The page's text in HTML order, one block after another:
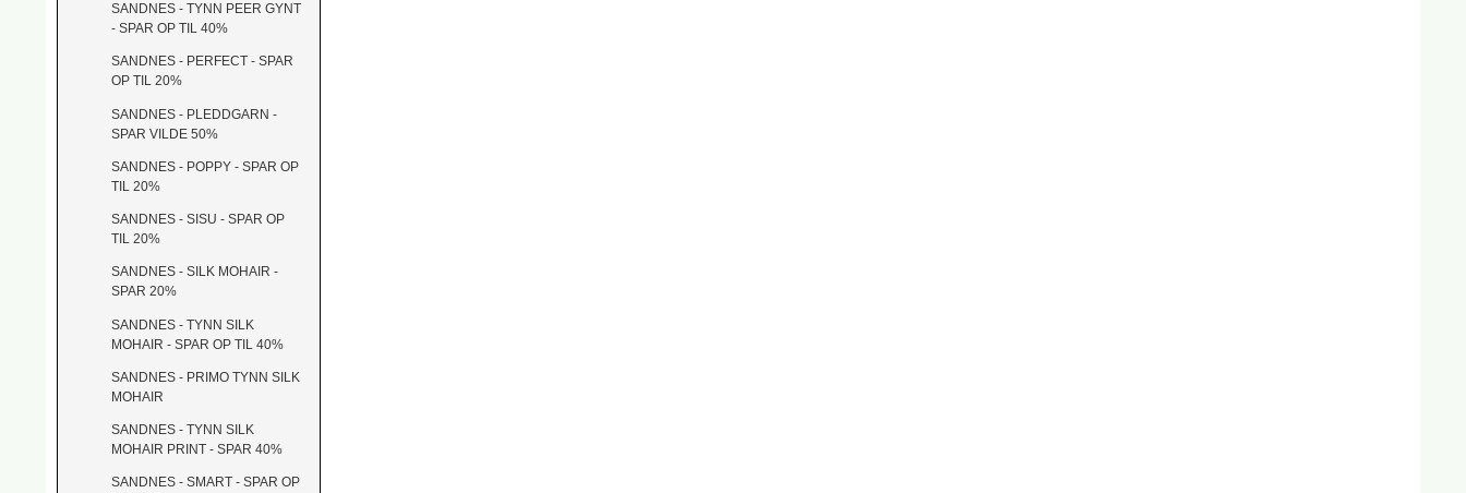
SANDNES - TYNN PEER GYNT
- SPAR OP TIL 40%
SANDNES - PERFECT - SPAR
OP TIL 20%
SANDNES - PLEDDGARN -
SPAR VILDE 50%
SANDNES - POPPY - SPAR OP
TIL 20%
SANDNES - SISU - SPAR OP
TIL 20%
SANDNES - SILK MOHAIR -
SPAR 20%
SANDNES - TYNN SILK
MOHAIR - SPAR OP TIL 40%
SANDNES - PRIMO TYNN SILK
MOHAIR
SANDNES - TYNN SILK
MOHAIR PRINT - SPAR 40%
SANDNES - SMART - SPAR OP